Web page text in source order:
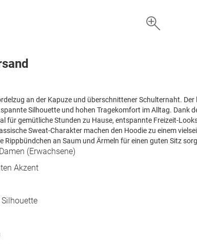
an der Kapuze und überschnittener Schulternaht. Der
Silhouette und hohen Tragekomfort im Alltag. Dank
für gemütliche Stunden zu Hause, entspannte Freizeit-
Sweat-Charakter machen den Hoodie zu einem
Rippbündchen an Saum und Ärmeln für einen guten Sitz
(Erwachsene)
Akzent